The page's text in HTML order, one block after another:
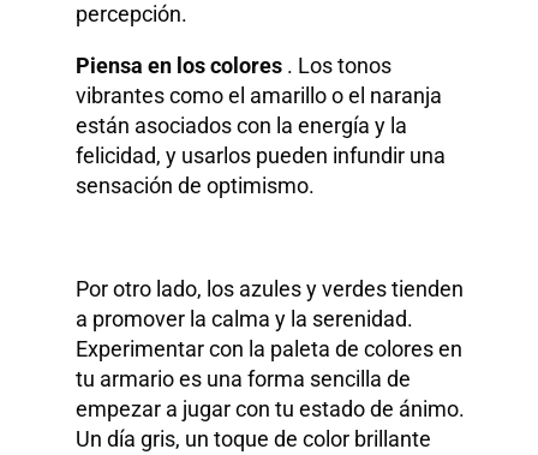
percepción.
Piensa en los colores . Los tonos
vibrantes como el amarillo o el naranja
están asociados con la energía y la
felicidad, y usarlos pueden infundir una
sensación de optimismo.
Por otro lado, los azules y verdes tienden
a promover la calma y la serenidad.
Experimentar con la paleta de colores en
tu armario es una forma sencilla de
empezar a jugar con tu estado de ánimo.
Un día gris, un toque de color brillante